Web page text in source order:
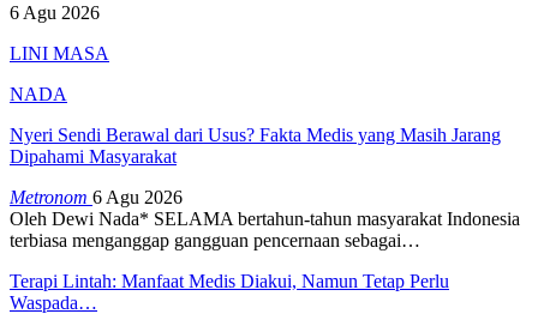
6 Agu 2026
LINI MASA
NADA
Nyeri Sendi Berawal dari Usus? Fakta Medis yang Masih Jarang
Dipahami Masyarakat
Metronom 6 Agu 2026
Oleh Dewi Nada* SELAMA bertahun-tahun masyarakat Indonesia
terbiasa menganggap gangguan pencernaan sebagai…
Terapi Lintah: Manfaat Medis Diakui, Namun Tetap Perlu
Waspada…